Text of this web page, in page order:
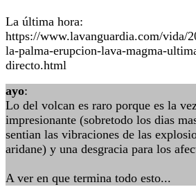
La última hora:
https://www.lavanguardia.com/vida/
la-palma-erupcion-lava-magma-
directo.html
ayo:
Lo del volcan es raro porque es la
impresionante (sobretodo los dias
sentian las vibraciones de las
aridane) y una desgracia para los
A ver en que termina todo esto...